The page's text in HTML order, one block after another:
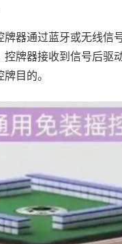
器通过蓝牙或无线信
牌器接收到信号后驱
目的。